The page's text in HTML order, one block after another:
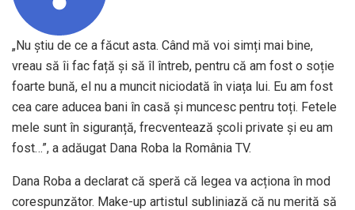
„Nu știu de ce a făcut asta. Când mă voi simți mai bine,
vreau să îi fac față și să îl întreb, pentru că am fost o soție
foarte bună, el nu a muncit niciodată în viața lui. Eu am fost
cea care aducea bani în casă și muncesc pentru toți. Fetele
mele sunt în siguranță, frecventează școli private și eu am
fost…”, a adăugat Dana Roba la România TV.
Dana Roba a declarat că speră că legea va acționa în mod
corespunzător. Make-up artistul subliniază că nu merită să